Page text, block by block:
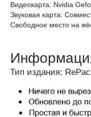
Видеокарта: Nvidia
Звуковая карта:
Свободное место на
Тип издания: